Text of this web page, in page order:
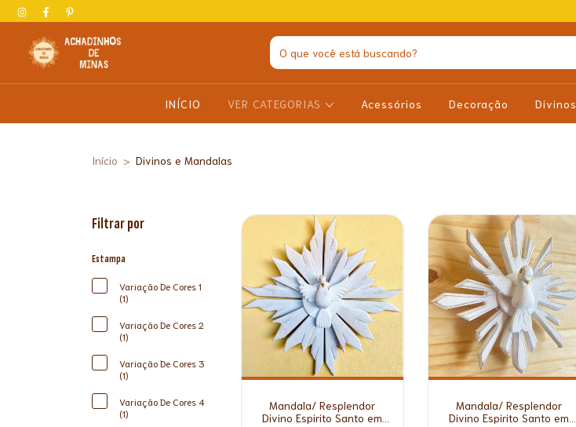
INÍCIO VER CATEGORIAS Acessórios Decoração Divinos
Início > Divinos e Mandalas
Filtrar por
Estampa
Variação De Cores 1
(1)
Variação De Cores 2
(1)
Variação De Cores 3
(1)
Variação De Cores 4
(1)
Mandala/ Resplendor
Divino Espirito Santo em
Mandala/ Resplendor
Divino Espirito Santo em